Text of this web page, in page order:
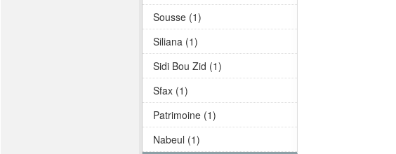
Sousse (1)
Siliana (1)
Sidi Bou Zid (1)
Sfax (1)
Patrimoine (1)
Nabeul (1)